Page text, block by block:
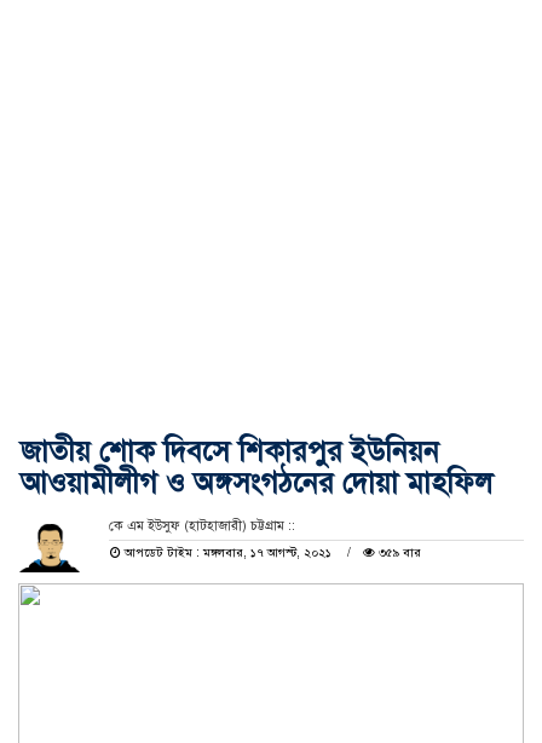
জাতীয় শোক দিবসে শিকারপুর ইউনিয়ন
আওয়ামীলীগ ও অঙ্গসংগঠনের দোয়া মাহফিল
কে এম ইউসুফ (হাটহাজারী) চট্টগ্রাম ::
আপডেট টাইম : মঙ্গলবার, ১৭ আগস্ট, ২০২১
৩৫৯ বার